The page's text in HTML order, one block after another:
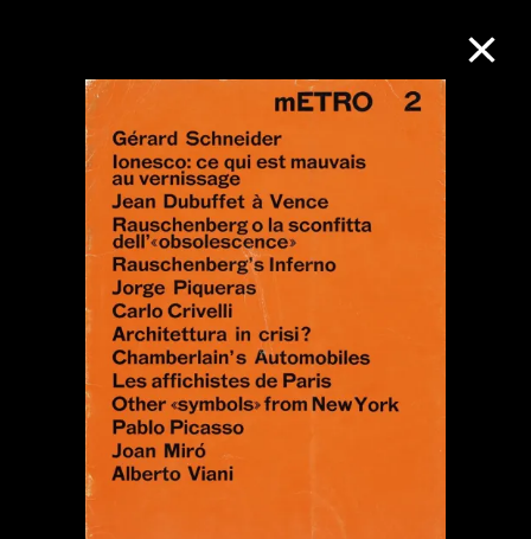
M+藏品
進一步篩選
關於M+藏品
探索世界頂級的二十及二十一世紀視覺
文化藏品。